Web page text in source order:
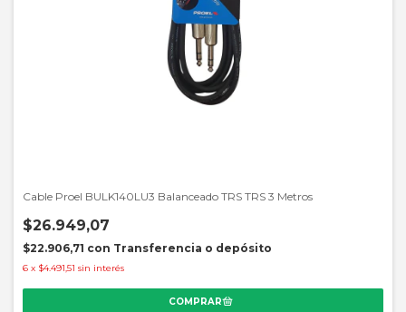
Cable Proel BULK140LU3 Balanceado TRS TRS 3 Metros
$26.949,07
$22.906,71 con Transferencia o depósito
6 x $4.491,51 sin interés